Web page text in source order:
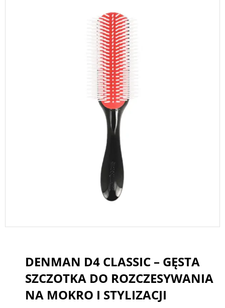
DENMAN D4 CLASSIC – GĘSTA
SZCZOTKA DO ROZCZESYWANIA
NA MOKRO I STYLIZACJI